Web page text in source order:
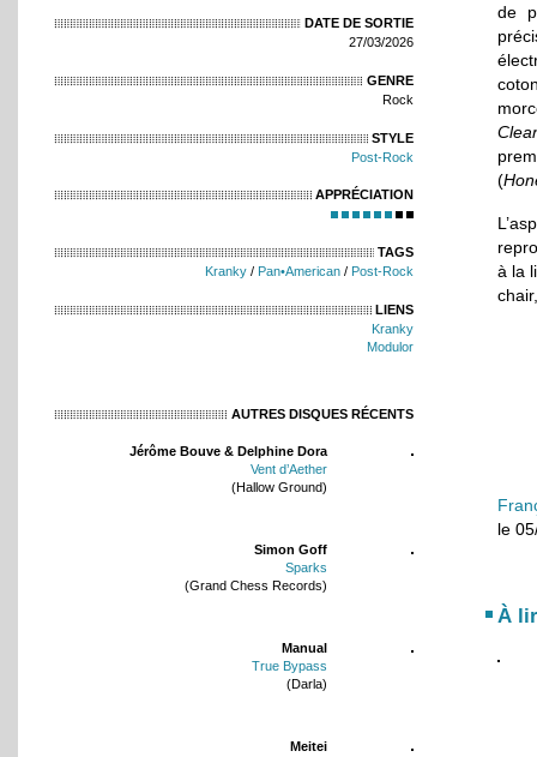
DATE DE SORTIE
27/03/2026
GENRE
Rock
STYLE
Post-Rock
APPRÉCIATION
TAGS
Kranky / Pan•American / Post-Rock
LIENS
Kranky
Modulor
AUTRES DISQUES RÉCENTS
Jérôme Bouve & Delphine Dora
Vent d’Aether
(Hallow Ground)
Simon Goff
Sparks
(Grand Chess Records)
Manual
True Bypass
(Darla)
Meitei
de
(
à la
le
À